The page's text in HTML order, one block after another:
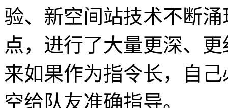
验、新空间站技术不断
点，进行了大量更深、
来如果作为指令长，自
空给队友准确指导。